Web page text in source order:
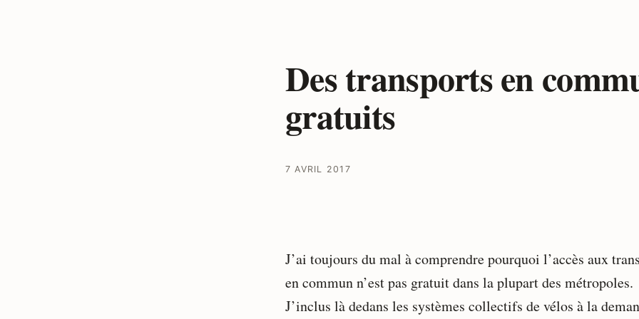
Des transports en
gratuits
7 AVRIL 2017
J’ai toujours du mal à comprendre pourquoi l’accès aux
en commun n’est pas gratuit dans la plupart des métropoles.
J’inclus là dedans les systèmes collectifs de vélos à la